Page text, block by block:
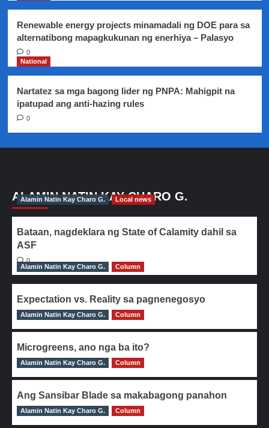
Renewable energy projects minamadali ng DOE para sa
alternatibong mapagkukunan ng enerhiya – Palasyo
0
National
Nartatez sa mga bagong lider ng PNPA: Mahigpit na
ipatupad ang anti-hazing rules
0
ALAMIN NATIN KAY CHARO G.
Alamin Natin Kay Charo G. Local news
Bataan, nagdeklara ng State of Calamity dahil sa
ASF
0
Alamin Natin Kay Charo G.
Column
Expectation vs. Reality sa pagnenegosyo
0
Alamin Natin Kay Charo G. Column
Microgreens, ano nga ba ito?
0
Alamin Natin Kay Charo G. Column
Ang Sansibar Blade sa makabagong panahon
0
Alamin Natin Kay Charo G. Column